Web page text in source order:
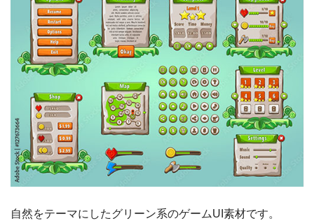
自然をテーマにしたグリーン系のゲームUI素材です。